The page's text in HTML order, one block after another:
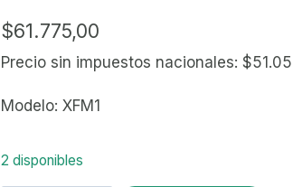
$61.775,00
Precio sin impuestos nacionales: $
Modelo: XFM1
2 disponibles